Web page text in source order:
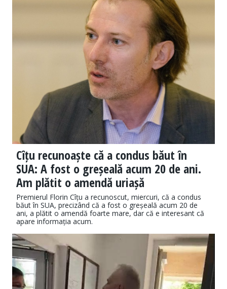
Cîțu recunoaște că a condus băut în
SUA: A fost o greșeală acum 20 de ani.
Am plătit o amendă uriașă
Premierul Florin Cîțu a recunoscut, miercuri, că a condus
băut în SUA, precizând că a fost o greșeală acum 20 de
ani, a plătit o amendă foarte mare, dar că e interesant că
apare informația acum.